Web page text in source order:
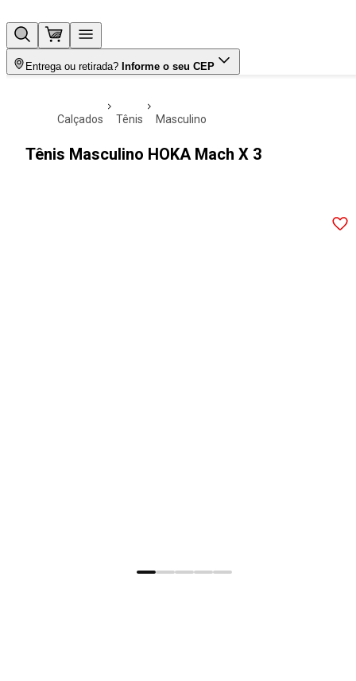
Entrega ou retirada? Informe o seu CEP
calçados tênis masculino
Tênis Masculino HOKA Mach X 3